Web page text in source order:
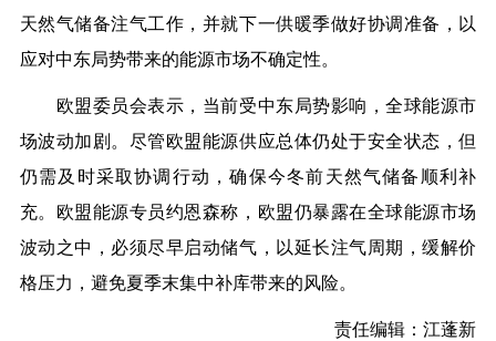
天然气储备注气工作，并就下一供暖季做好协调准备，以
应对中东局势带来的能源市场不确定性。
欧盟委员会表示，当前受中东局势影响，全球能源市
场波动加剧。尽管欧盟能源供应总体仍处于安全状态，但
仍需及时采取协调行动，确保今冬前天然气储备顺利补
充。欧盟能源专员约恩森称，欧盟仍暴露在全球能源市场
波动之中，必须尽早启动储气，以延长注气周期，缓解价
格压力，避免夏季末集中补库带来的风险。
责任编辑：江蓬新